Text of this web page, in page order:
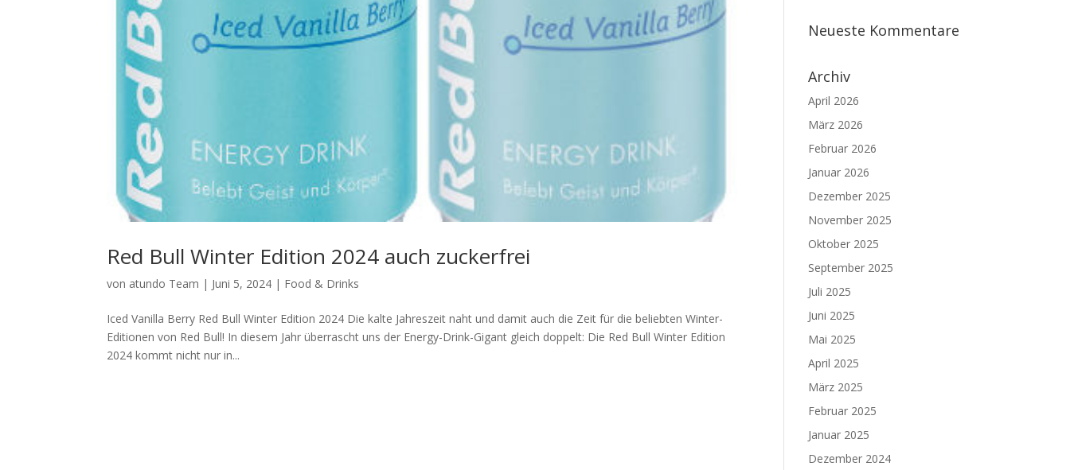
Red Bull Winter Edition 2024 auch zuckerfrei
von atundo Team | Juni 5, 2024 | Food & Drinks
Iced Vanilla Berry Red Bull Winter Edition 2024 Die kalte Jahreszeit naht und damit auch die Zeit für die beliebten Winter-
Editionen von Red Bull! In diesem Jahr überrascht uns der Energy-Drink-Gigant gleich doppelt: Die Red Bull Winter Edition
2024 kommt nicht nur in...
Neueste Kommentare
Archiv
April 2026
März 2026
Februar 2026
Januar 2026
Dezember 2025
November 2025
Oktober 2025
September 2025
Juli 2025
Juni 2025
Mai 2025
April 2025
März 2025
Februar 2025
Januar 2025
Dezember 2024